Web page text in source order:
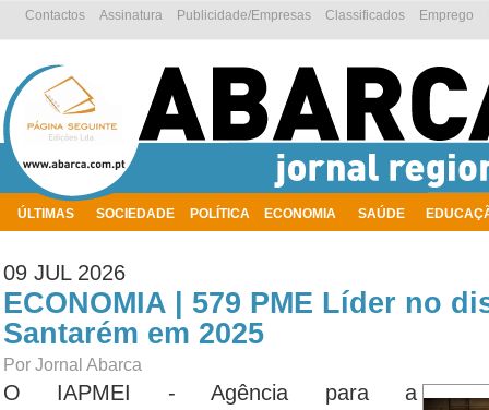
ÚLTIMAS SOCIEDADE POLÍTICA ECONOMIA SAÚDE
Emprego
Classificados
Publicidade/Empresas
Assinatura
Contactos
09 JUL 2026
ECONOMIA | 579 PME Líder no
Santarém em 2025
Por Jornal Abarca
O IAPMEI - Agência para a